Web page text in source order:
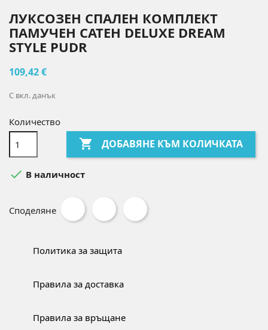
ЛУКСОЗЕН СПАЛЕН КОМПЛЕКТ
ПАМУЧЕН САТЕН DELUXE DREAM
STYLE PUDR
109,42 €
С вкл. данък
Количество
 ДОБАВЯНЕ КЪМ КОЛИЧКАТА
 В наличност
Споделяне
Политика за защита
Правила за доставка
Правила за връщане